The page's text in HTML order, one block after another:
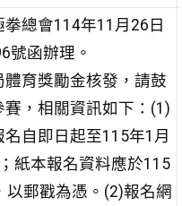
總會114年11月26日
號函辦理。
體育獎勵金核發，請鼓
，相關資訊如下：(1)
自即日起至115年1月
紙本報名資料應於115
以郵戳為憑。(2)報名網